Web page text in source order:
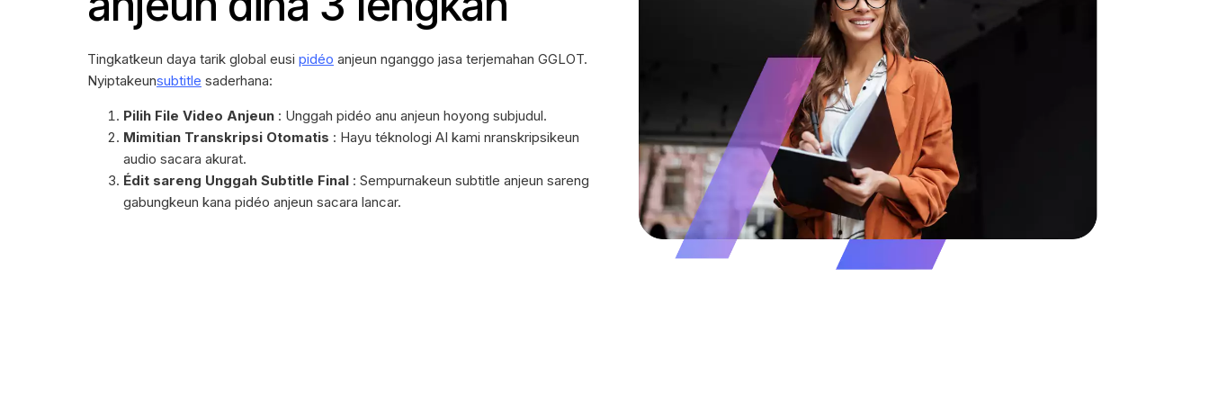
Tingkatkeun daya tarik global eusi pidéo anjeun nganggo jasa terjemahan GGLOT.
Nyiptakeunsubtitle saderhana:
Pilih File Video Anjeun : Unggah pidéo anu anjeun hoyong subjudul.
Mimitian Transkripsi Otomatis : Hayu téknologi AI kami nranskripsikeun
audio sacara akurat.
Édit sareng Unggah Subtitle Final : Sempurnakeun subtitle anjeun sareng
gabungkeun kana pidéo anjeun sacara lancar.